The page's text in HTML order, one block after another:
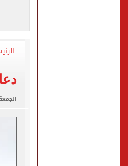
الجمعة، 10 يناير